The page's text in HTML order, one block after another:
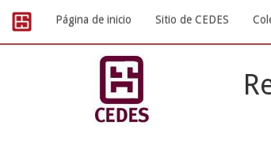
navigation
Página de inicio Sitio de CEDES